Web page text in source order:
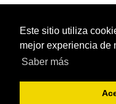
Este sitio utiliza
mejor experiencia de
Saber más
Sexo y pudor indestructible
Cuando la gratitud se cuela